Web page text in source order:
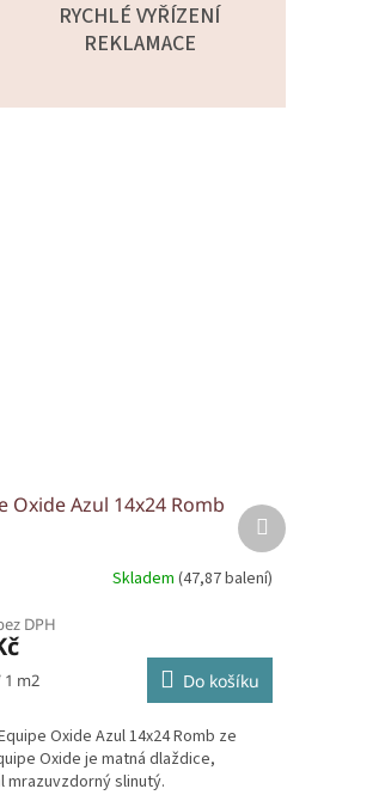
RYCHLÉ VYŘÍZENÍ
REKLAMACE
Oxide Azul 14x24 Romb
Skladem (47,87 balení)
DPH
1 m2 Do košíku
Oxide Azul 14x24 Romb ze
Oxide je matná dlaždice,
mrazuvzdorný slinutý.
Další
produkt